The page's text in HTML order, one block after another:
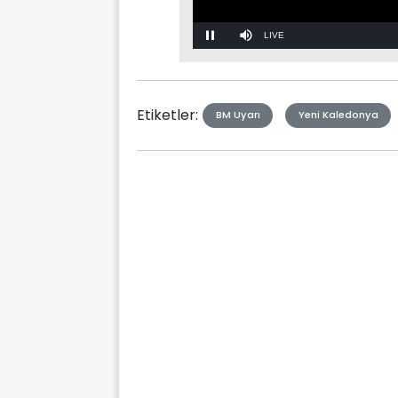
Mute Stream
Etiketler: BM Uyarı Yeni Kaledonya